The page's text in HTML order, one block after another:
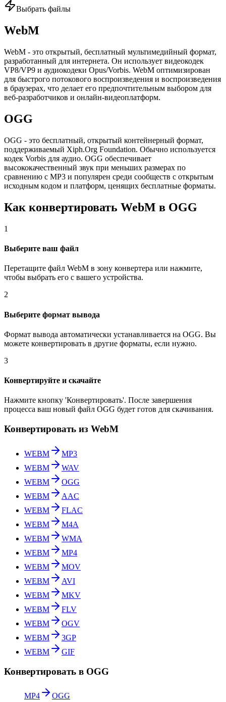
Выбрать файлы
WebM
WebM - это открытый, бесплатный мультимедийный формат,
разработанный для интернета. Он использует видеокодек
VP8/VP9 и аудиокодеки Opus/Vorbis. WebM оптимизирован
для быстрого потокового воспроизведения и воспроизведения
в браузерах, что делает его предпочтительным выбором для
веб-разработчиков и онлайн-видеоплатформ.
OGG
OGG - это бесплатный, открытый контейнерный формат,
поддерживаемый Xiph.Org Foundation. Обычно используется
кодек Vorbis для аудио. OGG обеспечивает
высококачественный звук при меньших размерах по
сравнению с MP3 и популярен среди сообществ с открытым
исходным кодом и платформ, ценящих бесплатные форматы.
Как конвертировать WebM в OGG
1
Выберите ваш файл
Перетащите файл WebM в зону конвертера или нажмите,
чтобы выбрать его с вашего устройства.
2
Выберите формат вывода
Формат вывода автоматически устанавливается на OGG. Вы
можете конвертировать в другие форматы, если нужно.
3
Конвертируйте и скачайте
Нажмите кнопку 'Конвертировать'. После завершения
процесса ваш новый файл OGG будет готов для скачивания.
Конвертировать из WebM
WEBM
MP3
WEBM
WAV
WEBM
OGG
WEBM
AAC
WEBM
FLAC
WEBM
M4A
WEBM
WMA
WEBM
MP4
WEBM
MOV
WEBM
AVI
WEBM
MKV
WEBM
FLV
WEBM
OGV
WEBM
3GP
WEBM
GIF
Конвертировать в OGG
MP4
OGG